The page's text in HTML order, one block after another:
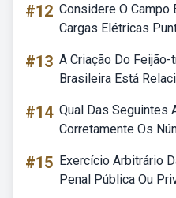
#12 Considere O Campo
Cargas Elétricas
#13 A Criação Do
Brasileira Está
#14 Qual Das Seguintes
Corretamente Os
#15 Exercício Arbitrário
Penal Pública Ou